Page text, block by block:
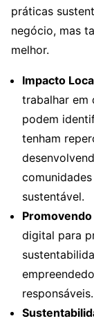
práticas
negócio, mas
melhor.
Impacto
trabalhar em
podem
tenham
sustentável.
digital para
responsáveis.